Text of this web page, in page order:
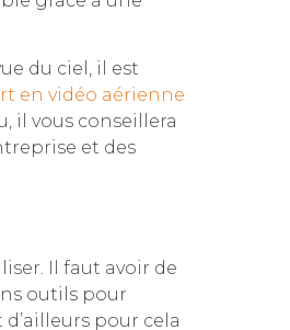
du ciel, il est
en vidéo aérienne
il vous conseillera
et des
Il faut avoir de
outils pour
pour cela